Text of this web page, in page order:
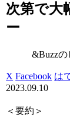
次第で大
ー
&Buzz
X Facebook は
2023.09.10
＜要約＞